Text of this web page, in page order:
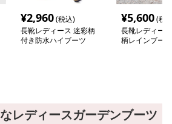
¥2,960(税込)
長靴レディース 迷彩柄
付き防水ハイブーツ
¥5,600(税
長靴レディー
柄レインブー
レディースガーデンブーツ